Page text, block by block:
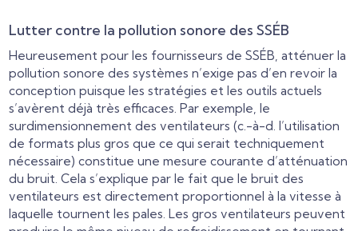
Lutter contre la pollution sonore des SSÉB
Heureusement pour les fournisseurs de SSÉB, atténuer la
pollution sonore des systèmes n’exige pas d’en revoir la
conception puisque les stratégies et les outils actuels
s’avèrent déjà très efficaces. Par exemple, le
surdimensionnement des ventilateurs (c.-à-d. l’utilisation
de formats plus gros que ce qui serait techniquement
nécessaire) constitue une mesure courante d’atténuation
du bruit. Cela s’explique par le fait que le bruit des
ventilateurs est directement proportionnel à la vitesse à
laquelle tournent les pales. Les gros ventilateurs peuvent